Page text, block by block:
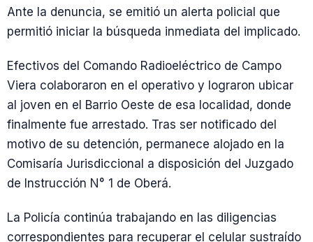
Ante la denuncia, se emitió un alerta policial que
permitió iniciar la búsqueda inmediata del implicado.
Efectivos del Comando Radioeléctrico de Campo
Viera colaboraron en el operativo y lograron ubicar
al joven en el Barrio Oeste de esa localidad, donde
finalmente fue arrestado. Tras ser notificado del
motivo de su detención, permanece alojado en la
Comisaría Jurisdiccional a disposición del Juzgado
de Instrucción N° 1 de Oberá.
La Policía continúa trabajando en las diligencias
correspondientes para recuperar el celular sustraído